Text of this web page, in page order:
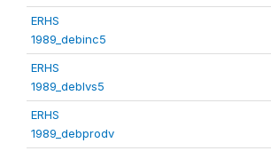
ERHS
1989_debinc5
ERHS
1989_deblvs5
ERHS
1989_debprodv